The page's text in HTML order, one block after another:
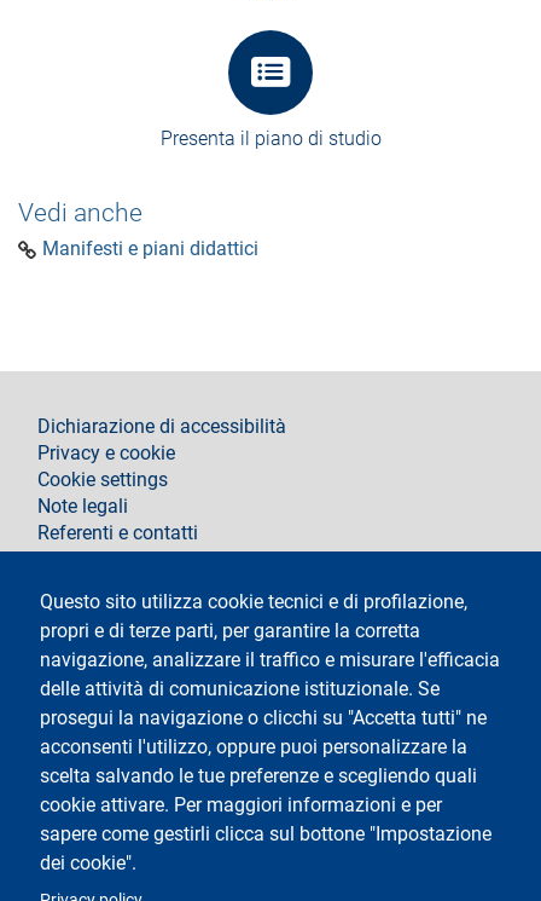
Presenta il piano di studio
Vedi anche
Manifesti e piani didattici
Questo sito utilizza cookie tecnici e di profilazione,
propri e di terze parti, per garantire la corretta
navigazione, analizzare il traffico e misurare l'efficacia
delle attività di comunicazione istituzionale. Se
prosegui la navigazione o clicchi su "Accetta tutti" ne
acconsenti l'utilizzo, oppure puoi personalizzare la
scelta salvando le tue preferenze e scegliendo quali
cookie attivare. Per maggiori informazioni e per
sapere come gestirli clicca sul bottone "Impostazione
dei cookie".
footer
Dichiarazione di accessibilità
Privacy e cookie
Cookie settings
Note legali
Referenti e contatti
Testo
Università degli Studi di Milano
Via Festa del Perdono 7 - 20122 Milano
Tel.+39 02 5032 5032
Posta elettronica certificata
Logo